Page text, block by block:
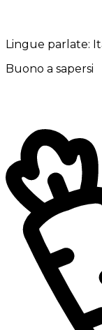
Lingue parlate:
Buono a sapersi